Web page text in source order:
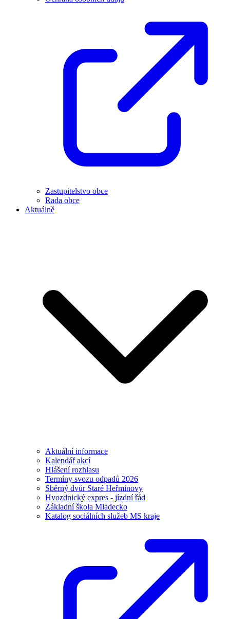
Zastupitelstvo obce
Rada obce
Aktuálně
Aktuální informace
Kalendář akcí
Hlášení rozhlasu
Termíny svozu odpadů 2026
Sběrný dvůr Staré Heřminovy
Hvozdnický expres - jízdní řád
Základní škola Mladecko
Katalog sociálních služeb MS kraje